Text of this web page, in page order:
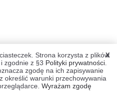
X
Strona korzysta z plików
zgodnie z §3 Polityki prywatności
zgodę na ich zapisywanie
określić warunki przechowywania
Wyrażam zgodę